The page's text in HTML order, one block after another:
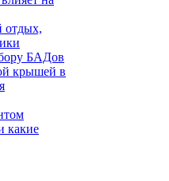
отдых,
БАДов
крышей в
какие